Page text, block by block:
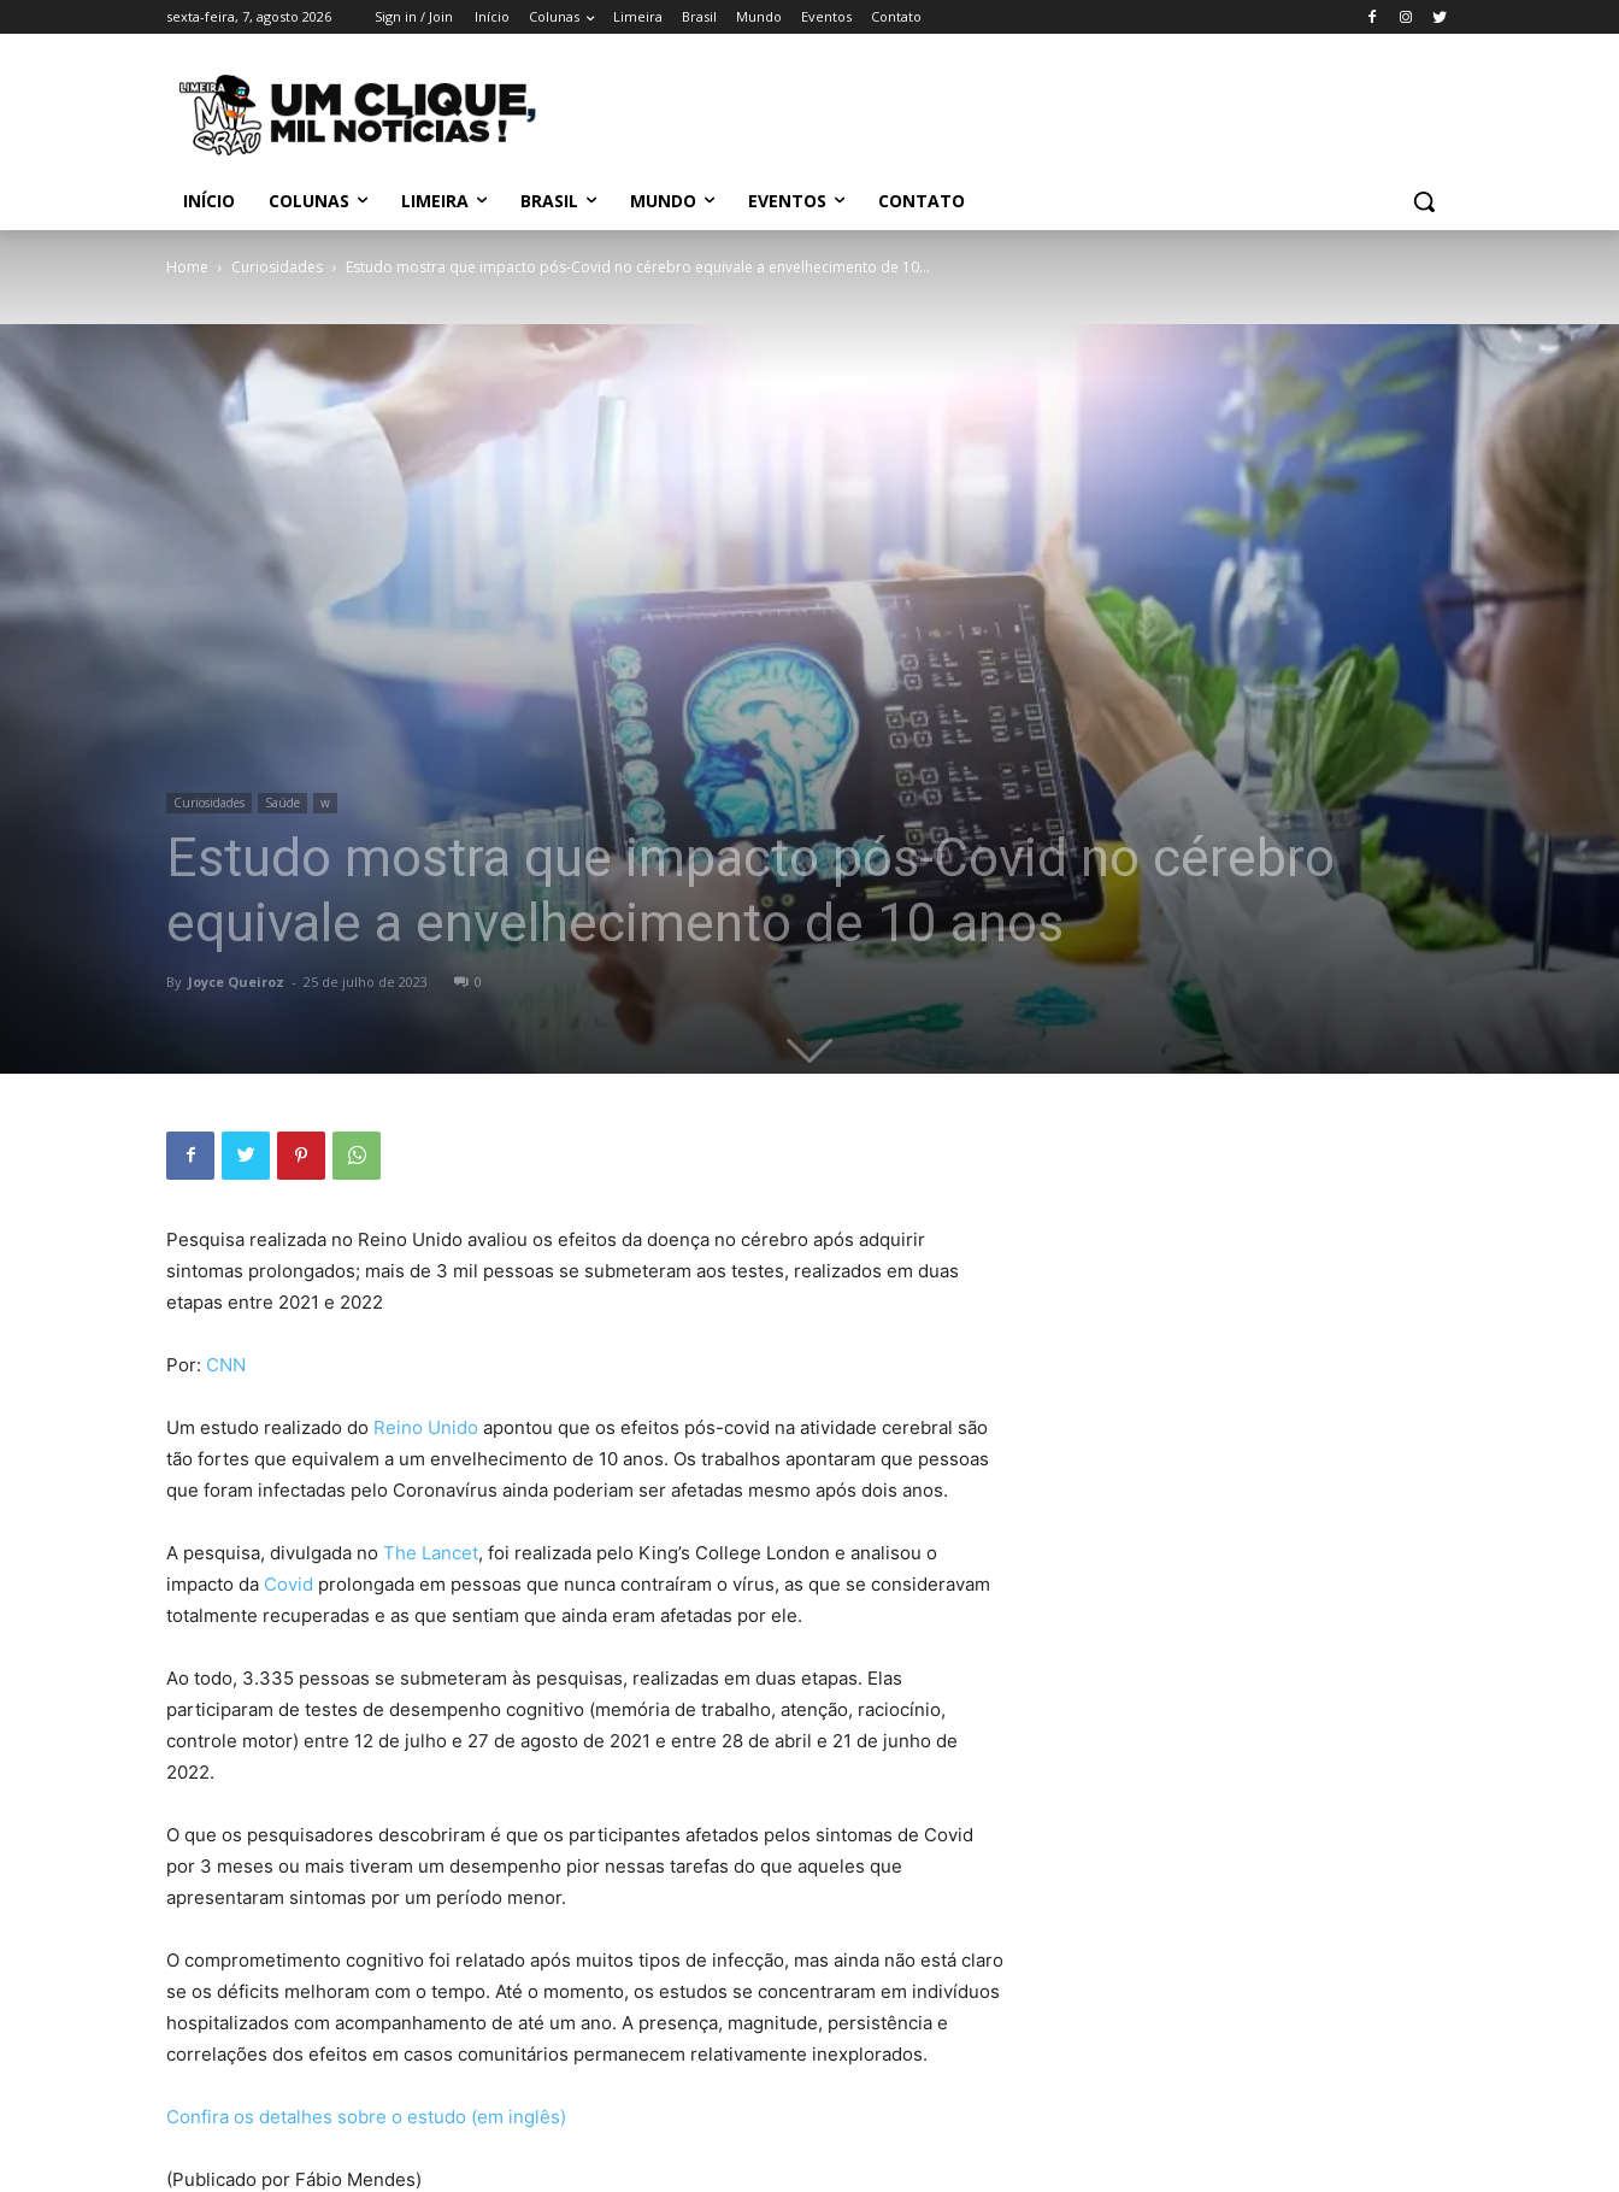
sexta-feira, 7, agosto 2026 Sign in / Join Início Colunas Limeira Brasil Mundo Eventos Contato
INÍCIO COLUNAS LIMEIRA BRASIL MUNDO EVENTOS CONTATO
Home Curiosidades Estudo mostra que impacto pós-Covid no cérebro equivale a envelhecimento de 10...
Curiosidades Saúde w
Estudo mostra que impacto pós-Covid no cérebro
equivale a envelhecimento de 10 anos
By Joyce Queiroz - 25 de julho de 2023 0
Pesquisa realizada no Reino Unido avaliou os efeitos da doença no cérebro após adquirir
sintomas prolongados; mais de 3 mil pessoas se submeteram aos testes, realizados em duas
etapas entre 2021 e 2022
Por: CNN
Um estudo realizado do Reino Unido apontou que os efeitos pós-covid na atividade cerebral são
tão fortes que equivalem a um envelhecimento de 10 anos. Os trabalhos apontaram que pessoas
que foram infectadas pelo Coronavírus ainda poderiam ser afetadas mesmo após dois anos.
A pesquisa, divulgada no The Lancet, foi realizada pelo King’s College London e analisou o
impacto da Covid prolongada em pessoas que nunca contraíram o vírus, as que se consideravam
totalmente recuperadas e as que sentiam que ainda eram afetadas por ele.
Ao todo, 3.335 pessoas se submeteram às pesquisas, realizadas em duas etapas. Elas
participaram de testes de desempenho cognitivo (memória de trabalho, atenção, raciocínio,
controle motor) entre 12 de julho e 27 de agosto de 2021 e entre 28 de abril e 21 de junho de
2022.
O que os pesquisadores descobriram é que os participantes afetados pelos sintomas de Covid
por 3 meses ou mais tiveram um desempenho pior nessas tarefas do que aqueles que
apresentaram sintomas por um período menor.
O comprometimento cognitivo foi relatado após muitos tipos de infecção, mas ainda não está claro
se os déficits melhoram com o tempo. Até o momento, os estudos se concentraram em indivíduos
hospitalizados com acompanhamento de até um ano. A presença, magnitude, persistência e
correlações dos efeitos em casos comunitários permanecem relativamente inexplorados.
Confira os detalhes sobre o estudo (em inglês)
(Publicado por Fábio Mendes)